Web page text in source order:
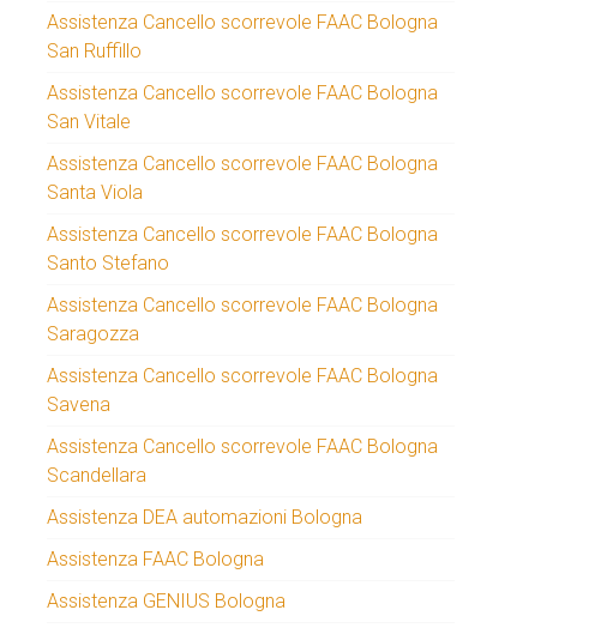
Assistenza Cancello scorrevole FAAC Bologna
San Ruffillo
Assistenza Cancello scorrevole FAAC Bologna
San Vitale
Assistenza Cancello scorrevole FAAC Bologna
Santa Viola
Assistenza Cancello scorrevole FAAC Bologna
Santo Stefano
Assistenza Cancello scorrevole FAAC Bologna
Saragozza
Assistenza Cancello scorrevole FAAC Bologna
Savena
Assistenza Cancello scorrevole FAAC Bologna
Scandellara
Assistenza DEA automazioni Bologna
Assistenza FAAC Bologna
Assistenza GENIUS Bologna